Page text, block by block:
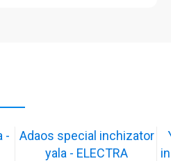
-
Adaos special inchizator
yala - ELECTRA